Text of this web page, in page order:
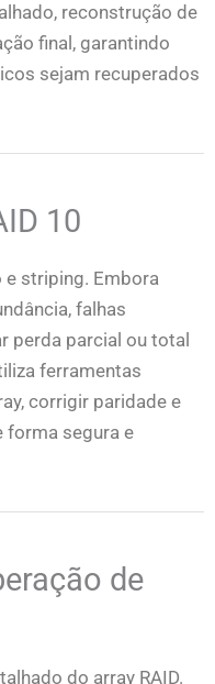
reconstrução de
final, garantindo
sejam recuperados
10
striping. Embora
falhas
perda parcial ou total
ferramentas
corrigir paridade e
forma segura e
de
do array RAID.